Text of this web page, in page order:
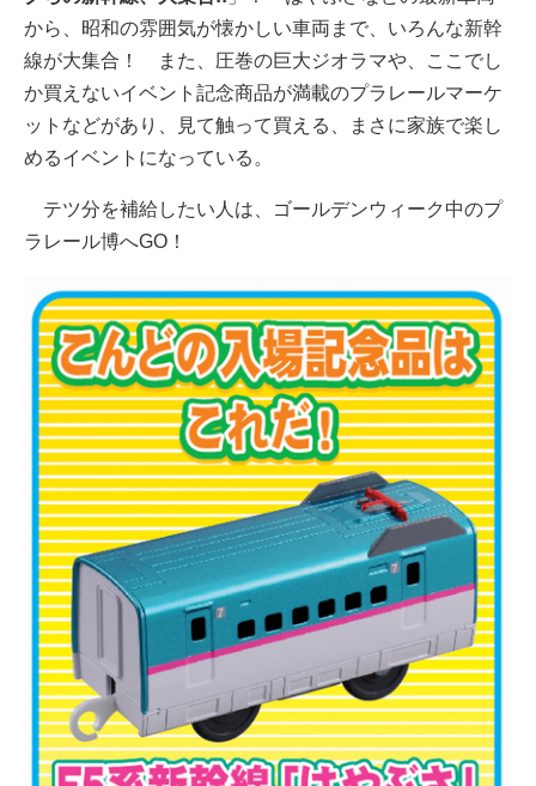
から、昭和の雰囲気が懐かしい車両まで、いろんな新幹
線が大集合！ また、圧巻の巨大ジオラマや、ここでし
か買えないイベント記念商品が満載のプラレールマーケ
ットなどがあり、見て触って買える、まさに家族で楽し
めるイベントになっている。
テツ分を補給したい人は、ゴールデンウィーク中のプ
ラレール博へGO！